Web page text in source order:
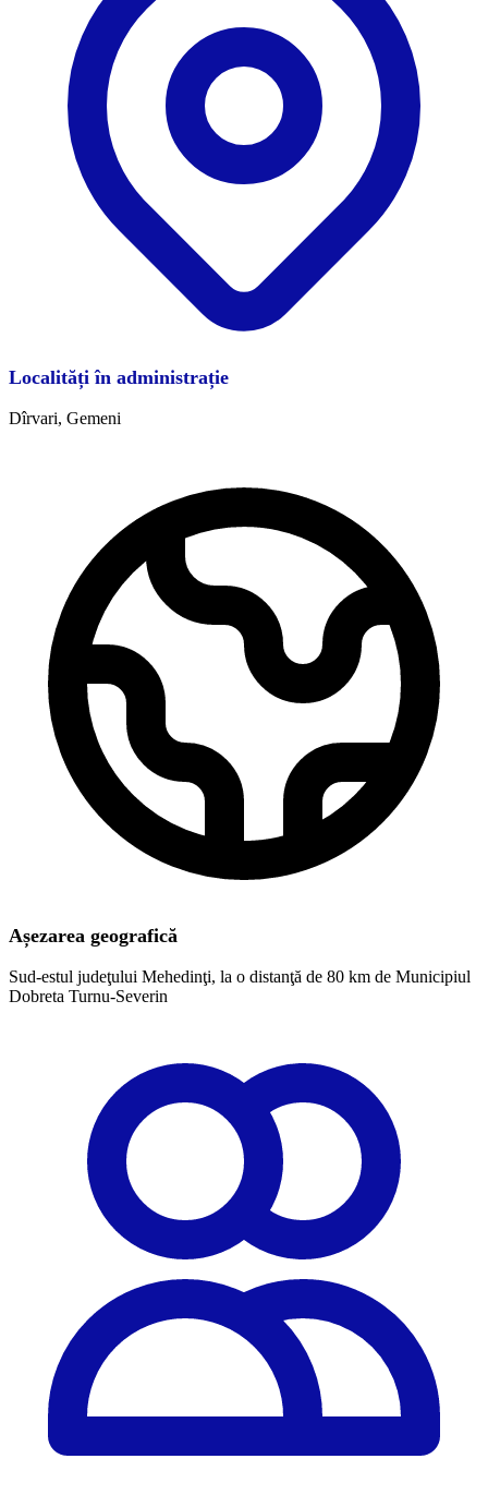
Localități în administrație
Dîrvari, Gemeni
Așezarea geografică
Sud-estul judeţului Mehedinţi, la o distanţă de 80 km de Municipiul
Dobreta Turnu-Severin